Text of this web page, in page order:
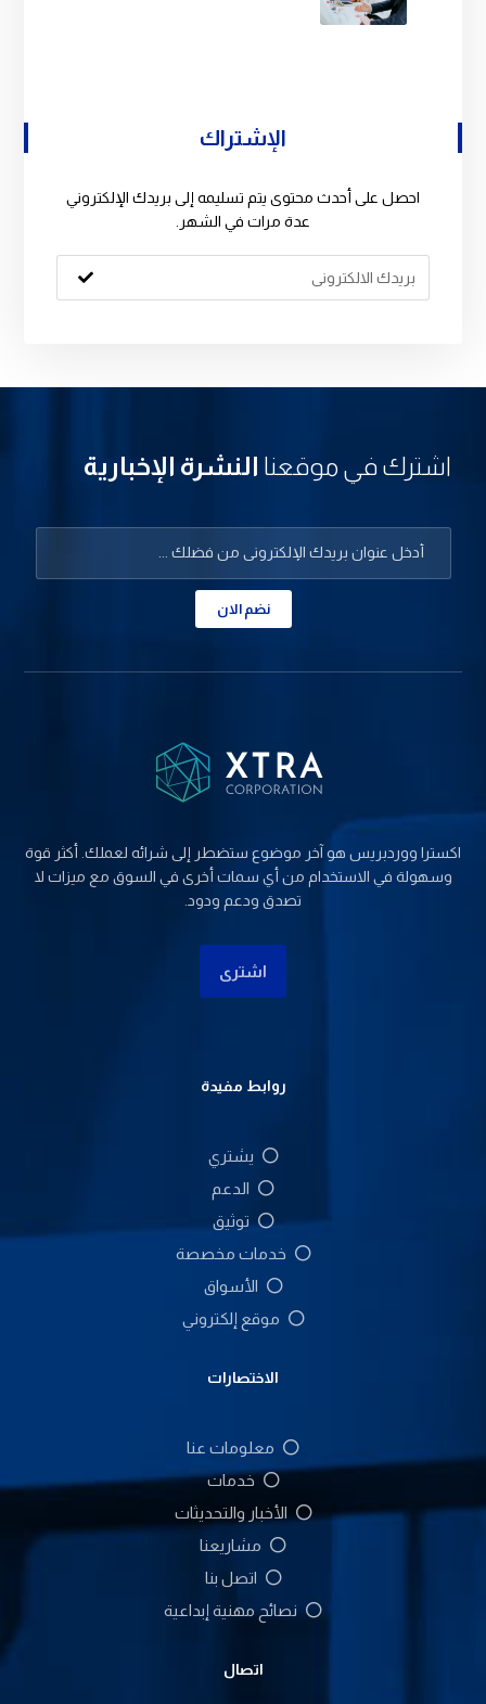
الإشتراك
احصل على أحدث محتوى يتم تسليمه إلى بريدك الإلكتروني
عدة مرات في الشهر.
اشترك في موقعنا النشرة الإخبارية
نضم الان
اکسترا ووردبریس هو آخر موضوع ستضطر إلى شرائه لعملك. أكثر قوة
وسهولة في الاستخدام من أي سمات أخرى في السوق مع ميزات لا
تصدق ودعم ودود.
اشتری
روابط مفيدة
يشتري
الدعم
توثيق
خدمات مخصصة
الأسواق
موقع إلكتروني
الاختصارات
معلومات عنا
خدمات
الأخبار والتحديثات
مشاريعنا
اتصل بنا
نصائح مهنية إبداعية
اتصال